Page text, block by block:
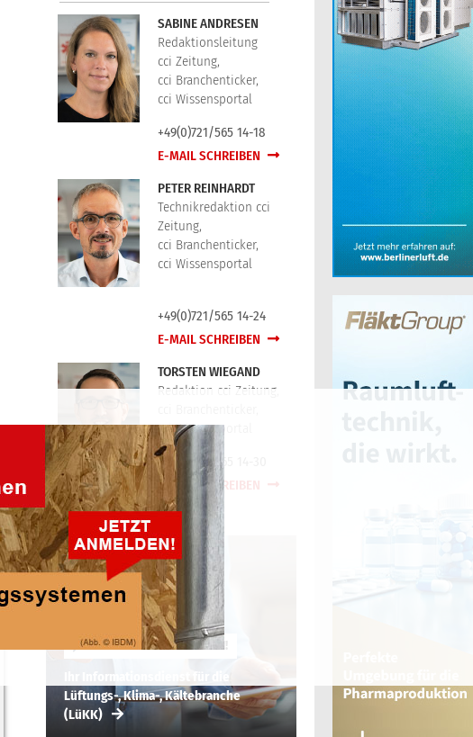
SABINE ANDRESEN
Redaktionsleitung
cci Zeitung,
cci Branchenticker,
cci Wissensportal
+49(0)721/565 14-18
E-MAIL SCHREIBEN
PETER REINHARDT
Technikredaktion cci
Zeitung,
cci Branchenticker,
cci Wissensportal
+49(0)721/565 14-24
E-MAIL SCHREIBEN
TORSTEN WIEGAND
Redaktion cci Zeitung,
cci Wissensportal
+49(0)721/565 14-30
E-MAIL SCHREIBEN
JETZT KOSTENLOS ANMELDEN!
Lüftungs-, Klima-, Kältebranche
(LüKK)